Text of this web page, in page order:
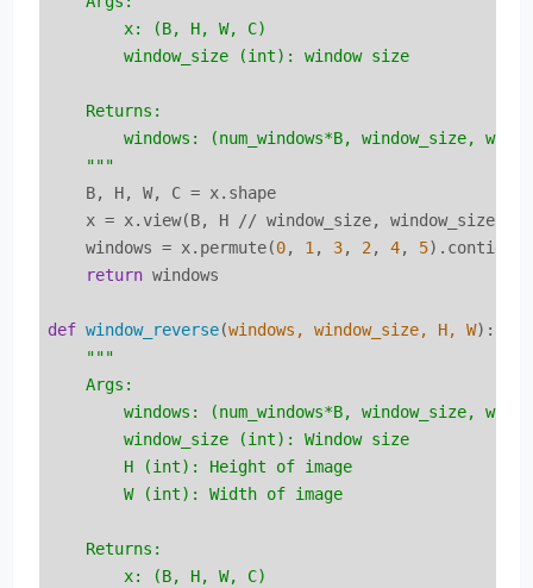
        x: (B, H, W, C)
        window_size (int): window size
    Returns:
windows: (num_windows*B, window_size,
    """
    B, H, W, C = x.shape
x = x.view(B, H // window_size, window_size,
    windows = x.permute(
0, 1 , 3, 2 , 4, 5
return windows
def window_reverse(windows, window_size, H, W):
"""
    Args:
windows: (num_windows*B, window_size,
        window_size (int): Window size
        H (int): Height of image
        W (int): Width of image
    Returns:
        x: (B, H, W, C)